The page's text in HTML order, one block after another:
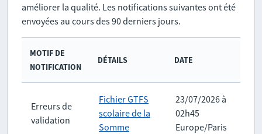
améliorer la qualité. Les notifications suivantes ont été
envoyées au cours des 90 derniers jours.
MOTIF DE
NOTIFICATION
DÉTAILS DATE
Erreurs de
validation
Fichier GTFS
scolaire de la
Somme
23/07/2026 à
02h45
Europe/Paris